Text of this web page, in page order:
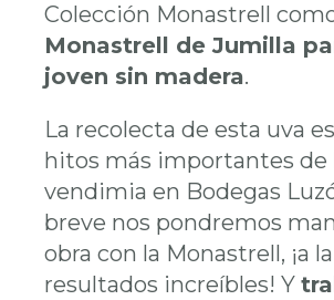
Colección Monastrell
Monastrell de Jumilla
joven sin madera.
La recolecta de esta uva
hitos más importantes de
vendimia en Bodegas
breve nos pondremos
obra con la Monastrell, ¡a
resultados increíbles! Y